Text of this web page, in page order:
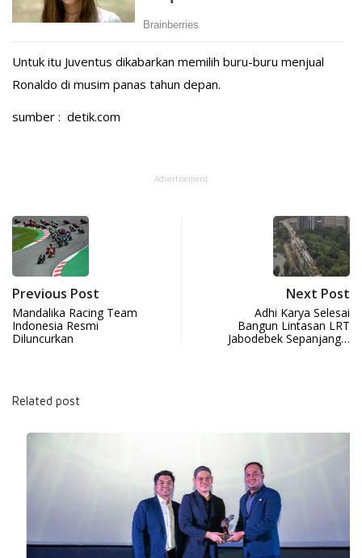
Untuk itu Juventus dikabarkan memilih buru-buru menjual
Ronaldo di musim panas tahun depan.
sumber : detik.com
Advertisement
Previous Post
Mandalika Racing Team
Indonesia Resmi
Diluncurkan
Next Post
Adhi Karya Selesai
Bangun Lintasan LRT
Jabodebek Sepanjang…
Related post